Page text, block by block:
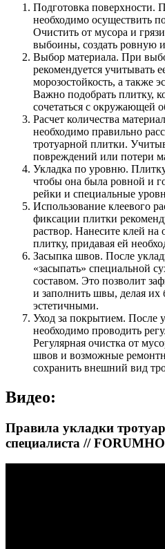
Подготовка поверхности.
необходимо осуществить
Очистить от мусора и
выбоины, создать ровную
Выбор материала. При
рекомендуется учитывать
морозостойкость, а также
Важно подобрать плитку,
сочетаться с окружающей
Расчет количества
необходимо правильно
тротуарной плитки.
повреждений или потери
Укладка по уровню.
чтобы она была ровной и
рейки и специальные
Использование клеевого
фиксации плитки
раствор. Нанесите клей на
плитку, придавая ей
Засыпка швов. После
«засыпать» специальной
составом. Это позволит
и заполнить швы, делая
эстетичными.
Уход за покрытием. После
необходимо проводить
Регулярная очистка от
швов и возможные
сохранить внешний вид
Видео:
Правила укладки
специалиста //